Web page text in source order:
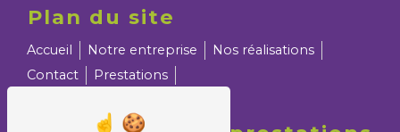
Plan du site
Accueil Notre entreprise
Nos réalisations
Contact
Prestations